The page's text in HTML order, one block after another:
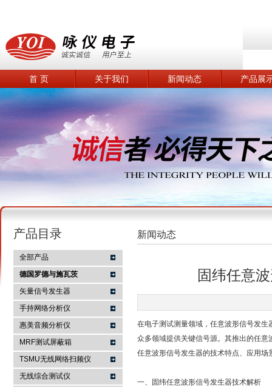
南京咏仪电子科技有限公司
首 页 关于我们 新闻动态 产品展
产品目录
全部产品
德国罗德与施瓦茨
矢量信号发生器
手持网络分析仪
惠美音频分析仪
MRF测试屏蔽箱
TSMU无线网络扫频仪
无线综合测试仪
新闻动态
固纬任意
在电子测试测量领域，任意波形信号发生
众多领域提供关键信号源。其推出的任
任意波形信号发生器的技术特点、应用场
一、固纬任意波形信号发生器技术解析